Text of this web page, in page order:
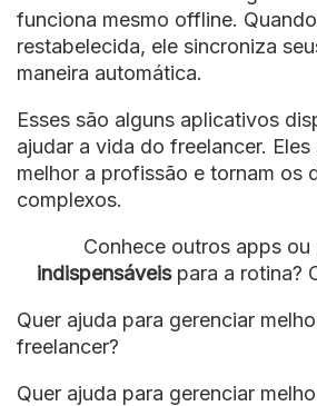
funciona mesmo offline.
restabelecida, ele sincroniza
maneira automática.
Esses são alguns aplicativos
ajudar a vida do freelancer.
melhor a profissão e tornam os
complexos.
Conhece outros apps ou
indispensáveispara a rotina?
Quer ajuda para gerenciar
freelancer?
Quer ajuda para gerenciar